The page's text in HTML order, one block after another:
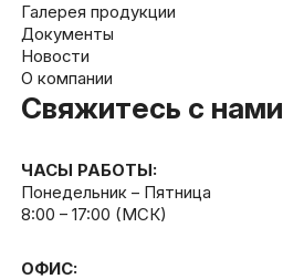
Галерея продукции
Документы
Новости
О компании
Свяжитесь с нами
ЧАСЫ РАБОТЫ:
Понедельник – Пятница
8:00 – 17:00 (МСК)
ОФИС: